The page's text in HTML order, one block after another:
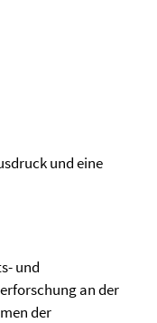
und eine
und
an der
der